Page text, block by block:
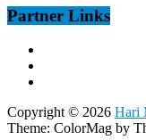
Partner Links
Copyright © 2026 Hari
Theme: ColorMag by